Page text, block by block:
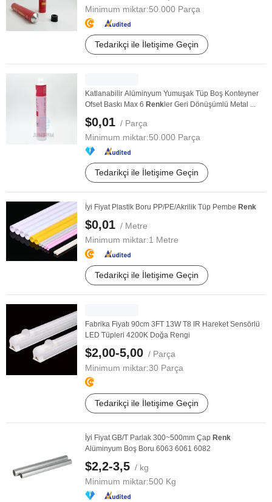
Minimum miktar:50.000 Parça
Tedarikçi ile İletişime Geçin
Katlanabilir Alüminyum Yumuşak Tüp Boş Konteyner
Ofset Baskı Max 6 Renk ler Geri Dönüşümlü Metal ...
$0,01 / Parça
Minimum miktar:50.000 Parça
Tedarikçi ile İletişime Geçin
İyi Fiyat Plastik Boru PP/PE/Akrilik Tüp Pembe Renk
$0,01 / Metre
Minimum miktar:1 Metre
Tedarikçi ile İletişime Geçin
Fabrika Fiyatı 90cm 3FT 13W T8 IR Hareket Sensörlü
LED Tüpleri 4200K Doğa Rengi
$2,00-5,00 / Parça
Minimum miktar:30 Parça
Tedarikçi ile İletişime Geçin
İyi Fiyat GB/T Parlak 300~500mm Çap Renk
Alüminyum Boş Boru 6063 6061 6082
$2,2-3,5 / kg
Minimum miktar:500 Kg